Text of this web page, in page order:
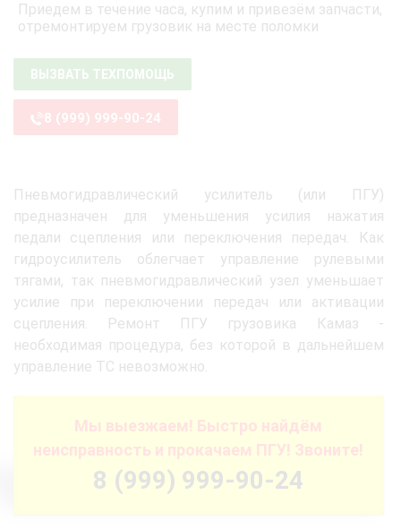
Приедем в течение часа, купим и привезём запчасти,
отремонтируем грузовик на месте поломки
ВЫЗВАТЬ ТЕХПОМОЩЬ
8 (999) 999-90-24
Пневмогидравлический усилитель (или ПГУ)
предназначен для уменьшения усилия нажатия
педали сцепления или переключения передач. Как
гидроусилитель облегчает управление рулевыми
тягами, так пневмогидравлический узел уменьшает
усилие при переключении передач или активации
сцепления. Ремонт ПГУ грузовика Камаз -
необходимая процедура, без которой в дальнейшем
управление ТС невозможно.
Мы выезжаем! Быстро найдём
неисправность и прокачаем ПГУ! Звоните!
8 (999) 999-90-24